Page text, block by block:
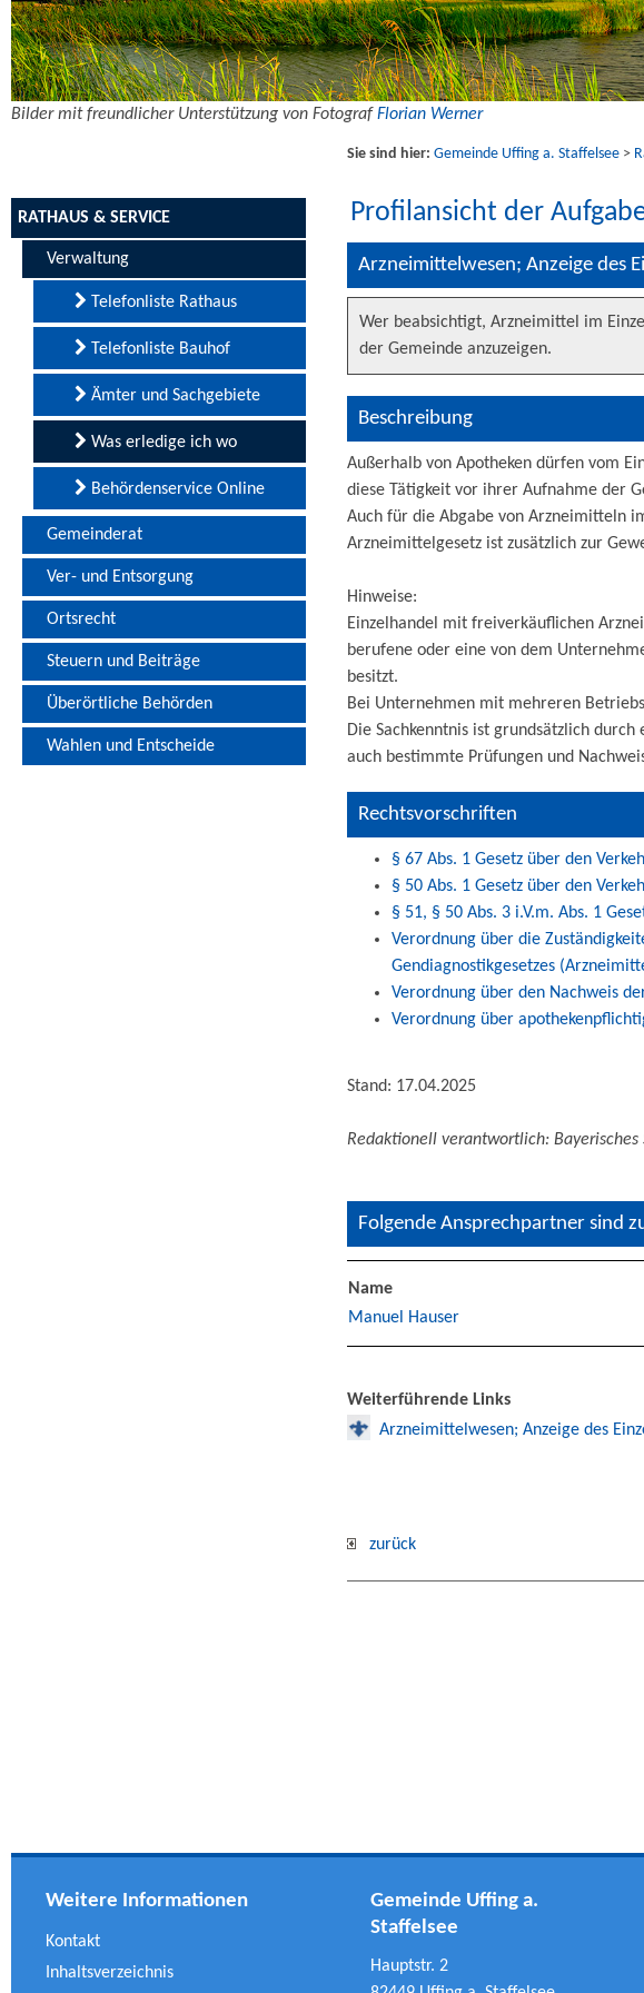
Bilder mit freundlicher Unterstützung von Fotograf Florian Werner
RATHAUS & SERVICE
Verwaltung
Telefonliste Rathaus
Telefonliste Bauhof
Ämter und Sachgebiete
Was erledige ich wo
Behördenservice Online
Gemeinderat
Ver- und Entsorgung
Ortsrecht
Steuern und Beiträge
Überörtliche Behörden
Wahlen und Entscheide
Sie sind hier: Gemeinde Uffing a. Staffelsee >
Profilansicht der
Arzneimittelwesen; Anzeige des
Wer beabsichtigt, Arzneimittel im
der Gemeinde anzuzeigen.
Beschreibung
Außerhalb von Apotheken dürfen vom
diese Tätigkeit vor ihrer Aufnahme der
Auch für die Abgabe von Arzneimitteln
Arzneimittelgesetz ist zusätzlich zur
Hinweise:
Einzelhandel mit freiverkäuflichen
berufene oder eine von dem
besitzt.
Bei Unternehmen mit mehreren
Die Sachkenntnis ist grundsätzlich
auch bestimmte Prüfungen und
Rechtsvorschriften
§ 67 Abs. 1 Gesetz über den
§ 50 Abs. 1 Gesetz über den
§ 51, § 50 Abs. 3 i.V.m. Abs. 1
Verordnung über die
Gendiagnostikgesetzes
Verordnung über den Nachweis
Verordnung über
Stand: 17.04.2025
Redaktionell verantwortlich:
Folgende Ansprechpartner sind
Name
Manuel Hauser
Weiterführende Links
Arzneimittelwesen; Anzeige des
zurück
Weitere Informationen
Kontakt
Inhaltsverzeichnis
Gemeinde Uffing a.
Staffelsee
Hauptstr. 2